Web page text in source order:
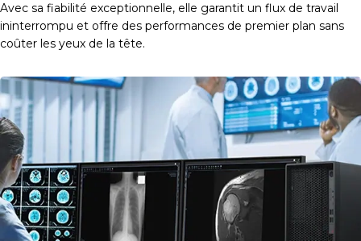
Avec sa fiabilité exceptionnelle, elle garantit un flux de travail
ininterrompu et offre des performances de premier plan sans
coûter les yeux de la tête.